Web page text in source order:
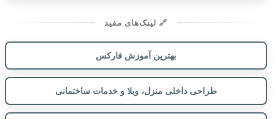
🔗 لینک‌های مفید
بهترین آموزش فارکس
طراحی داخلی منزل، ویلا و خدمات ساختمانی